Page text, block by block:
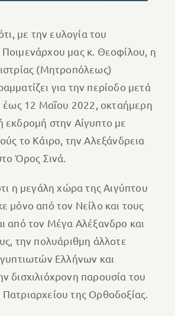
με την ευλογία του
μας κ. Θεοφίλου, η
(Μητροπόλεως)
για την περίοδο μετά
12 Μαΐου 2022, οκταήμερη
εκδρομή στην Αίγυπτο με
το Κάιρο, την Αλεξάνδρεια
Όρος Σινά.
η μεγάλη χώρα της Αιγύπτου
μόνο από τον Νείλο και τους
από τον Μέγα Αλέξανδρο και
την πολυάριθμη άλλοτε
Ελλήνων και
δισχιλιόχρονη παρουσία του
της Ορθοδοξίας.